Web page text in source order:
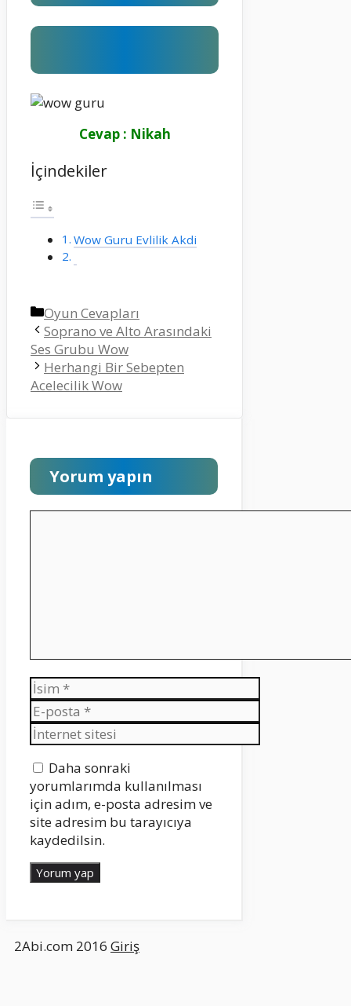
Cevap : Nikah
İçindekiler
Wow Guru Evlilik Akdi
Kategoriler
Oyun Cevapları
Soprano ve Alto Arasındaki
Ses Grubu Wow
Herhangi Bir Sebepten
Acelecilik Wow
Yorum yapın
İsim
E-
posta
İnternet
sitesi
Daha sonraki
yorumlarımda kullanılması
için adım, e-posta adresim ve
site adresim bu tarayıcıya
kaydedilsin.
2Abi.com 2016 Giriş